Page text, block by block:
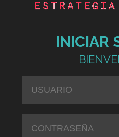
INICIAR